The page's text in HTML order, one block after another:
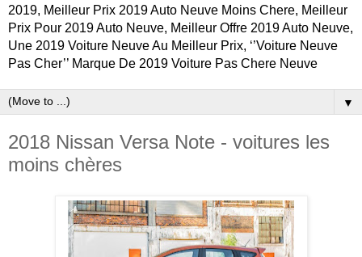
2019, Meilleur Prix 2019 Auto Neuve Moins Chere, Meilleur
Prix Pour 2019 Auto Neuve, Meilleur Offre 2019 Auto Neuve,
Une 2019 Voiture Neuve Au Meilleur Prix, ‘’Voiture Neuve
Pas Cher’’ Marque De 2019 Voiture Pas Chere Neuve
▼
2018 Nissan Versa Note - voitures les
moins chères